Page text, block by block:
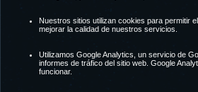
Nuestros sitios utilizan cookies para permitir
mejorar la calidad de nuestros servicios.
Utilizamos Google Analytics, un servicio de
informes de tráfico del sitio web. Google
funcionar.